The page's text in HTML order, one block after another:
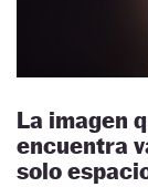
La imagen
encuentra
solo